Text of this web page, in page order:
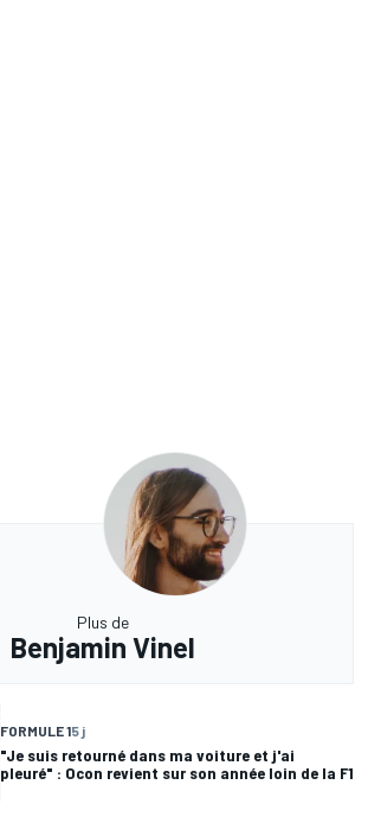
Plus de
Benjamin Vinel
FORMULE 15 j
"Je suis retourné dans ma voiture et j'ai
pleuré" : Ocon revient sur son année loin de la F1